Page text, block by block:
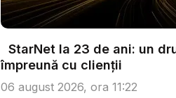
StarNet la 23 de ani: un
împreună cu clienții
06 august 2026, ora 11:22